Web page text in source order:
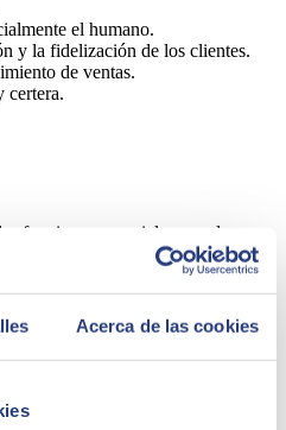
Acerca de las cookies
el humano.
y la fidelización de los clientes.
de ventas.
certera.
funciones esenciales para las
que quieren
aprovechar el
estratégicapara
One, se logra un análisis
única plataforma integrada y
simplifica son estas: